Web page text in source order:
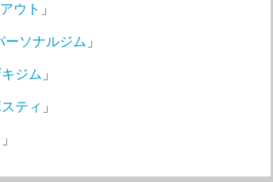
ウト 」
ーソナルジム 」
ジム 」
ティ 」
」